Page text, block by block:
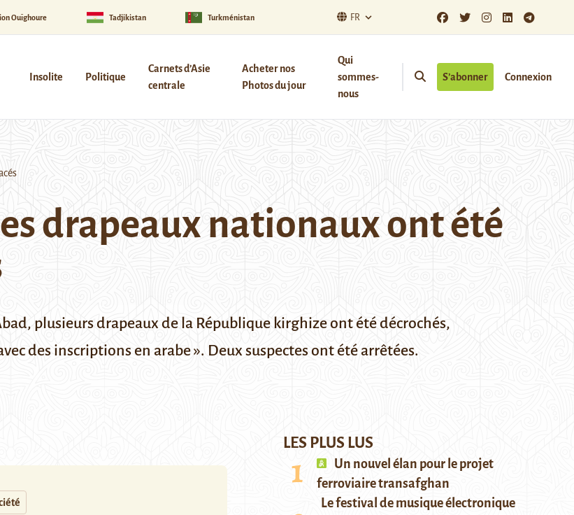
Ouïghoure Tadjikistan Turkménistan FR
Insolite Politique
Carnets d’Asie
centrale
Acheter nos
Photos du jour
Qui
sommes-
nous
S’abonner Connexion
drapeaux nationaux ont été
plusieurs drapeaux de la République kirghize ont été décrochés,
des inscriptions en arabe ». Deux suspectes ont été arrêtées.
LES PLUS LUS
Un nouvel élan pour le projet
ferroviaire transafghan
Le festival de musique électronique